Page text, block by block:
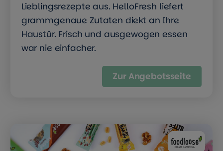
Lieblingsrezepte aus. HelloFresh liefert
grammgenaue Zutaten diekt an Ihre
Haustür. Frisch und ausgewogen essen
war nie einfacher.
Zur Angebotsseite